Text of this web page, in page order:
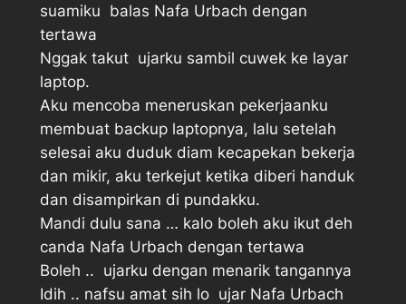
suamiku  balas Nafa Urbach dengan
tertawa
Nggak takut  ujarku sambil cuwek ke layar
laptop.
Aku mencoba meneruskan pekerjaanku
membuat backup laptopnya, lalu setelah
selesai aku duduk diam kecapekan bekerja
dan mikir, aku terkejut ketika diberi handuk
dan disampirkan di pundakku.
Mandi dulu sana … kalo boleh aku ikut deh 
canda Nafa Urbach dengan tertawa
Boleh ..  ujarku dengan menarik tangannya
Idih .. nafsu amat sih lo  ujar Nafa Urbach